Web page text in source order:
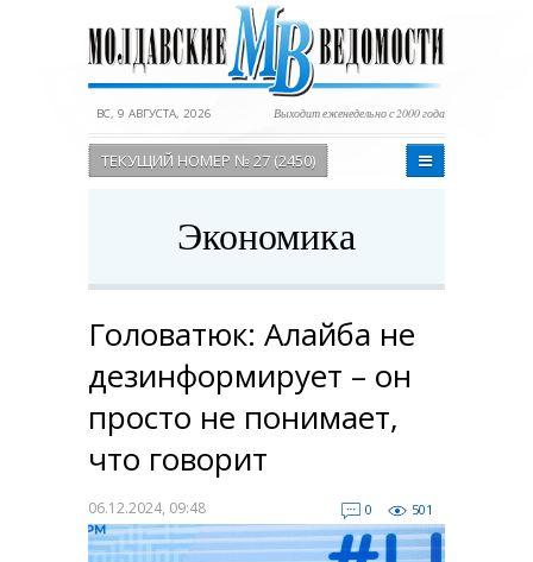
ВС, 9 АВГУСТА, 2026 Выходит еженедельно с 2000 года
ТЕКУЩИЙ НОМЕР № 27 (2450)
Экономика
Головатюк: Алайба не
дезинформирует – он
просто не понимает,
что говорит
06.12.2024, 09:48 0 501